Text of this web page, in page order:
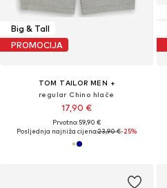
Big & Tall
PROMOCIJA
TOM TAILOR MEN +
regular Chino hlače
17,90 €
Prvotno: 59,90 €
Posljednja najniža cijena:23,90 €-25%